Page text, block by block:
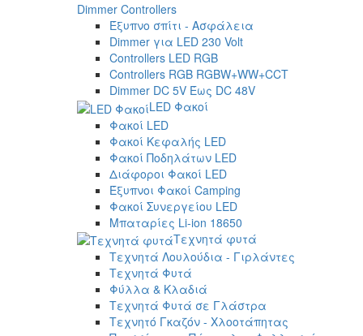
Dimmer Controllers
Έξυπνο σπίτι - Ασφάλεια
Dimmer για LED 230 Volt
Controllers LED RGB
Controllers RGB RGBW+WW+CCT
Dimmer DC 5V Έως DC 48V
LED Φακοί
Φακοί LED
Φακοί Κεφαλής LED
Φακοί Ποδηλάτων LED
Διάφοροι Φακοί LED
Έξυπνοι Φακοί Camping
Φακοί Συνεργείου LED
Μπαταρίες Li-ion 18650
Τεχνητά φυτά
Τεχνητά Λουλούδια - Γιρλάντες
Τεχνητά Φυτά
Φύλλα & Κλαδιά
Τεχνητά Φυτά σε Γλάστρα
Τεχνητό Γκαζόν - Χλοοτάπητας